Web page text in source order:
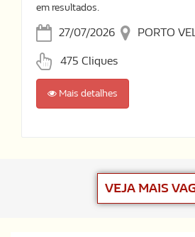
em resultados.
27/07/2026 PORTO
475 Cliques
Mais detalhes
VEJA MAIS